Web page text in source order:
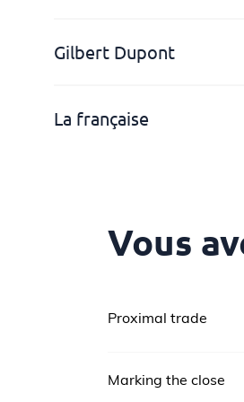
Gilbert Dupont
La française
Vous
Proximal trade
petite importance
Marking the close